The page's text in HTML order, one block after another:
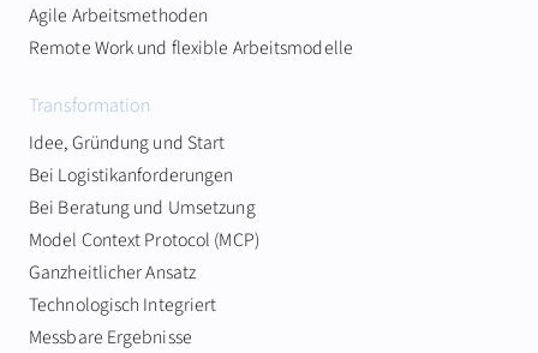
Agile Arbeitsmethoden
Remote Work und flexible Arbeitsmodelle
Transformation
Idee, Gründung und Start
Bei Logistikanforderungen
Bei Beratung und Umsetzung
Model Context Protocol (MCP)
Ganzheitlicher Ansatz
Technologisch Integriert
Messbare Ergebnisse